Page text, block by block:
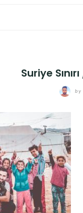
Suriye
by